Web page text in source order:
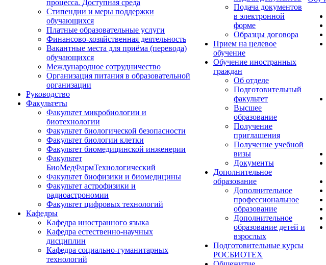
процесса. Доступная среда
Стипендии и меры поддержки
обучающихся
Платные образовательные услуги
Финансово-хозяйственная деятельность
Вакантные места для приёма (перевода)
обучающихся
Международное сотрудничество
Организация питания в образовательной
организации
Руководство
Факультеты
Факультет микробиологии и
биотехнологии
Факультет биологической безопасности
Факультет биологии клетки
Факультет биомедицинской инженерии
Факультет
БиоМедФармТехнологический
Факультет биофизики и биомедицины
Факультет астрофизики и
радиоастрономии
Факультет цифровых технологий
Кафедры
Кафедра иностранного языка
Кафедра естественно-научных
дисциплин
Кафедра социально-гуманитарных
технологий
Подача документов
в электронной
форме
Образцы договора
Прием на целевое
обучение
Обучение иностранных
граждан
Об отделе
Подготовительный
факультет
Высшее
образование
Получение
приглашения
Получение учебной
визы
Документы
Дополнительное
образование
Дополнительное
профессиональное
образование
Дополнительное
образование детей и
взрослых
Подготовительные курсы
РОСБИОТЕХ